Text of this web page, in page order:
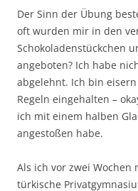
Der Sinn der Übung
oft wurden mir in den
Schokoladenstückchen
angeboten? Ich habe
abgelehnt. Ich bin
Regeln eingehalten –
ich mit einem halben
angestoßen habe.
Als ich vor zwei Wochen
türkische